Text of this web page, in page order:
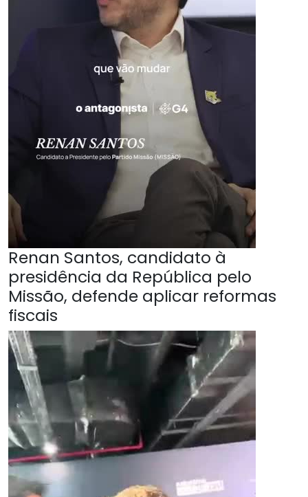
Renan Santos, candidato à
presidência da República pelo
Missão, defende aplicar reformas
fiscais